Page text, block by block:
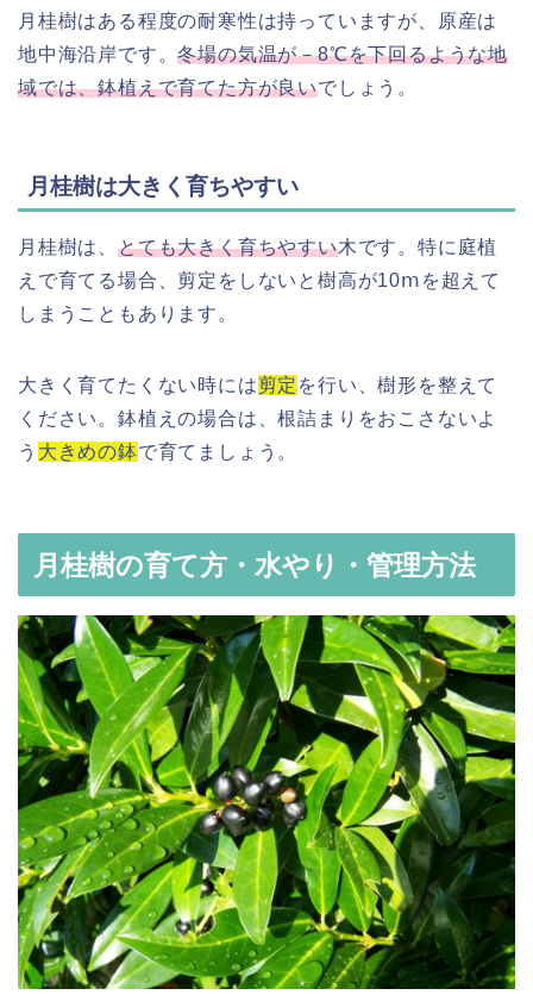
月桂樹はある程度の耐寒性は持っていますが、原産は
地中海沿岸です。冬場の気温が－8℃を下回るような地
域では、鉢植えで育てた方が良いでしょう。
月桂樹は大きく育ちやすい
月桂樹は、 とても大きく育ちやすい木です。特に庭植
えで育てる場合、剪定をしないと樹高が10ⅿを超えて
しまうこともあります。
大きく育てたくない時には剪定 を行い、樹形を整えて
ください。鉢植えの場合は、根詰まりをおこさないよ
う 大きめの鉢で育てましょう。
月桂樹の育て方・水やり・管理方法